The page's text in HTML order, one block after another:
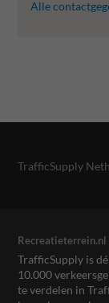
Alle
TrafficSupply
Recreatieterrein.nl
TrafficSupply is
10.000
te verdelen in